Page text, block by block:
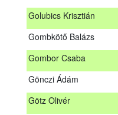
Golubics Krisztián
Gombkötő Balázs
Gombor Csaba
Gönczi Ádám
Götz Olivér